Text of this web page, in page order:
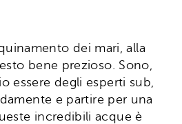
dei mari, alla
bene prezioso. Sono,
essere degli esperti sub,
e partire per una
incredibili acque è